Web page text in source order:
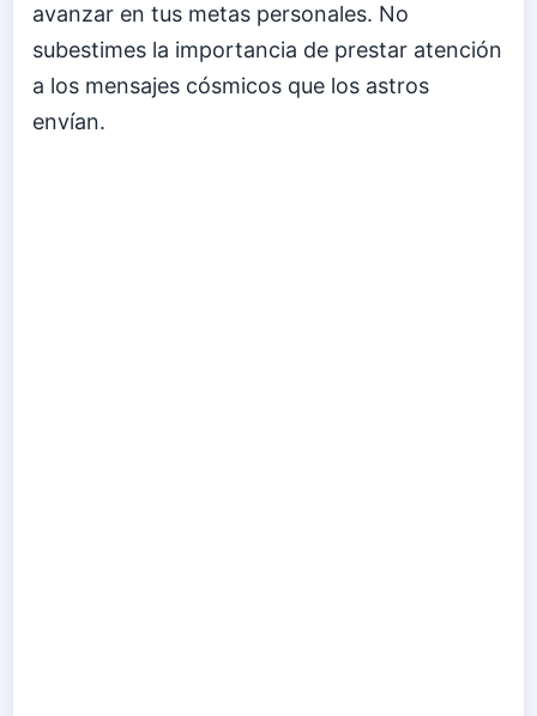
avanzar en tus metas personales. No
subestimes la importancia de prestar atención
a los mensajes cósmicos que los astros
envían.